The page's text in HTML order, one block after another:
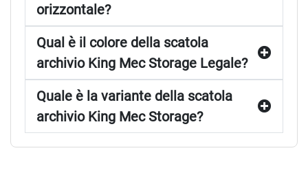
orizzontale?
Qual è il colore della scatola
archivio King Mec Storage Legale?
Quale è la variante della scatola
archivio King Mec Storage?